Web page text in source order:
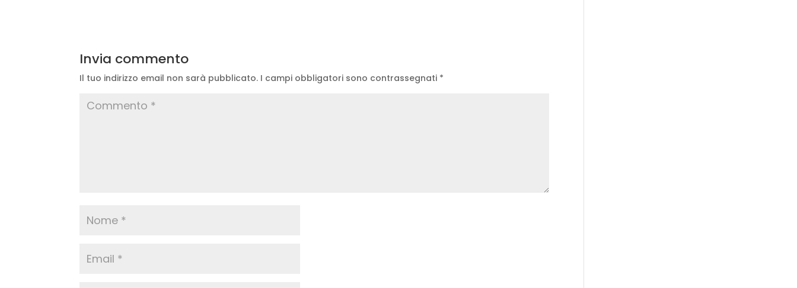
Invia commento
Il tuo indirizzo email non sarà pubblicato. I campi obbligatori sono contrassegnati *